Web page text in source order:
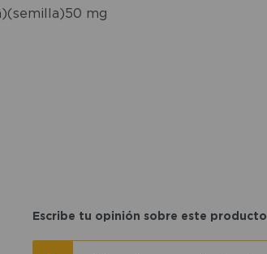
mg
Escribe tu opinión sobre este producto